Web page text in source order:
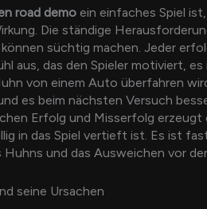
road demo ein einfaches Spiel
Die ständige
süchtig machen. Jeder
aus, das den Spieler motiviert,
von einem Auto überfahren
es beim nächsten Versuch
Erfolg und Misserfolg
in das Spiel vertieft ist. Es ist
Huhns und das Ausweichen vor
seine Ursachen